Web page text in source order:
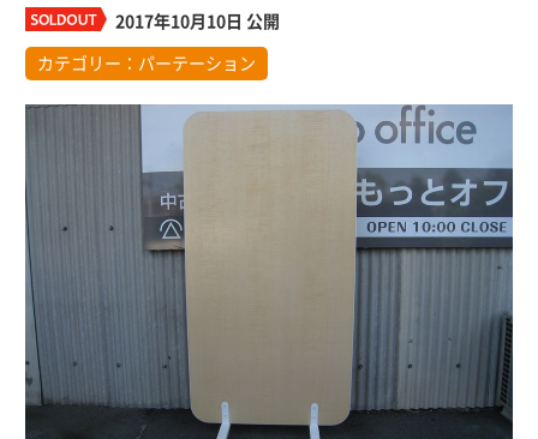
2017年10月10日 公開
カテゴリー： パーテーション